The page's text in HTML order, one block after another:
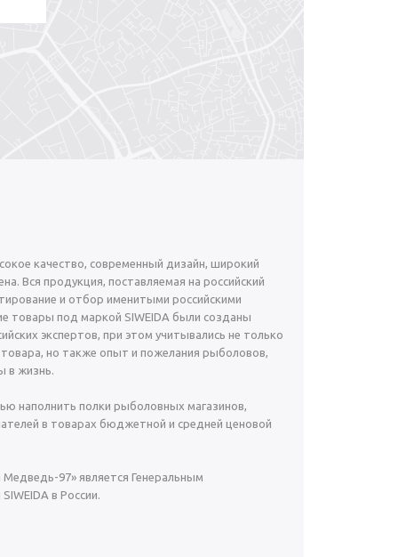
качество, современный дизайн, широкий
Вся продукция, поставляемая на российский
и отбор именитыми российскими
товары под маркой SIWEIDA были созданы
экспертов, при этом учитывались не только
но также опыт и пожелания рыболовов,
в жизнь.
наполнить полки рыболовных магазинов,
в товарах бюджетной и средней ценовой
97» является Генеральным
в России.